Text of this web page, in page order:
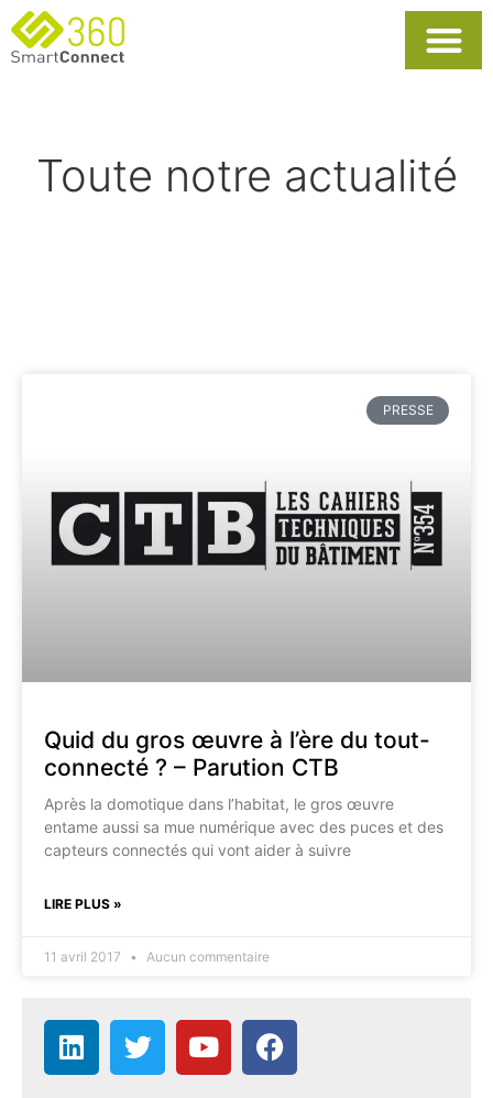
Toute notre actualité
PRESSE
Quid du gros œuvre à l’ère du tout-
connecté ? – Parution CTB
Après la domotique dans l’habitat, le gros œuvre
entame aussi sa mue numérique avec des puces et des
capteurs connectés qui vont aider à suivre
LIRE PLUS »
11 avril 2017 Aucun commentaire